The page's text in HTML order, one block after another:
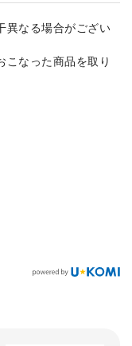
異なる場合がござい
なった商品を取り